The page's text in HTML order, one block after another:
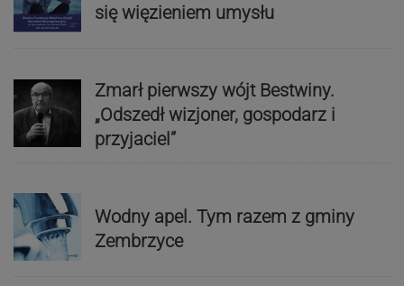
się więzieniem umysłu
Zmarł pierwszy wójt Bestwiny.
„Odszedł wizjoner, gospodarz i
przyjaciel”
Wodny apel. Tym razem z gminy
Zembrzyce